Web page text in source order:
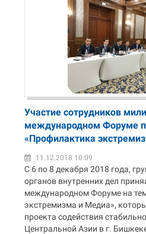
Участие сотрудников
международном Форуме
«Профилактика
11.12.2018 10:09
С 6 по 8 декабря 2018 года,
органов внутренних дел
международном Форуме на
экстремизма и Медиа»,
проекта содействия
Центральной Азии в г.